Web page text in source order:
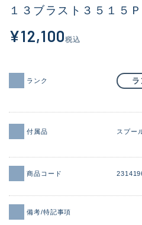
新商品(1956)
価格
１３ブラスト３５１５
¥12,100税込
ランク ラ
付属品 スプー
商品コード
備考/特記事項